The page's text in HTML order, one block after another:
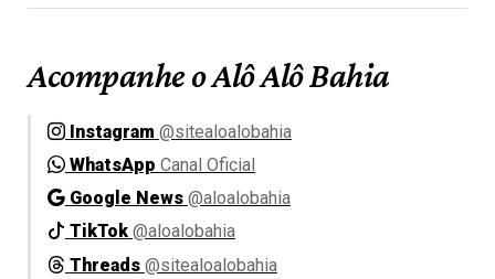
Acompanhe o Alô Alô Bahia
Instagram @sitealoalobahia
WhatsApp Canal Oficial
Google News @aloalobahia
TikTok @aloalobahia
Threads @sitealoalobahia